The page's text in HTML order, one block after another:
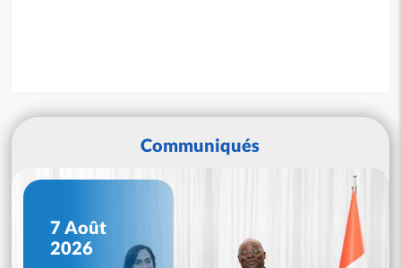
Communiqués
7 Août
2026